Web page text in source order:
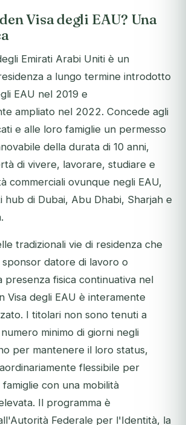
Visa degli EAU? Una
Emirati Arabi Uniti è un
a lungo termine introdotto
EAU nel 2019 e
ampliato nel 2022. Concede agli
e alle loro famiglie un permesso
della durata di 10 anni,
di vivere, lavorare, studiare e
commerciali ovunque negli EAU,
hub di Dubai, Abu Dhabi, Sharjah e
tradizionali vie di residenza che
datore di lavoro o
presenza fisica continuativa nel
Visa degli EAU è interamente
I titolari non sono tenuti a
minimo di giorni negli
per mantenere il loro status,
flessibile per
con una mobilità
Il programma è
Federale per l'Identità, la